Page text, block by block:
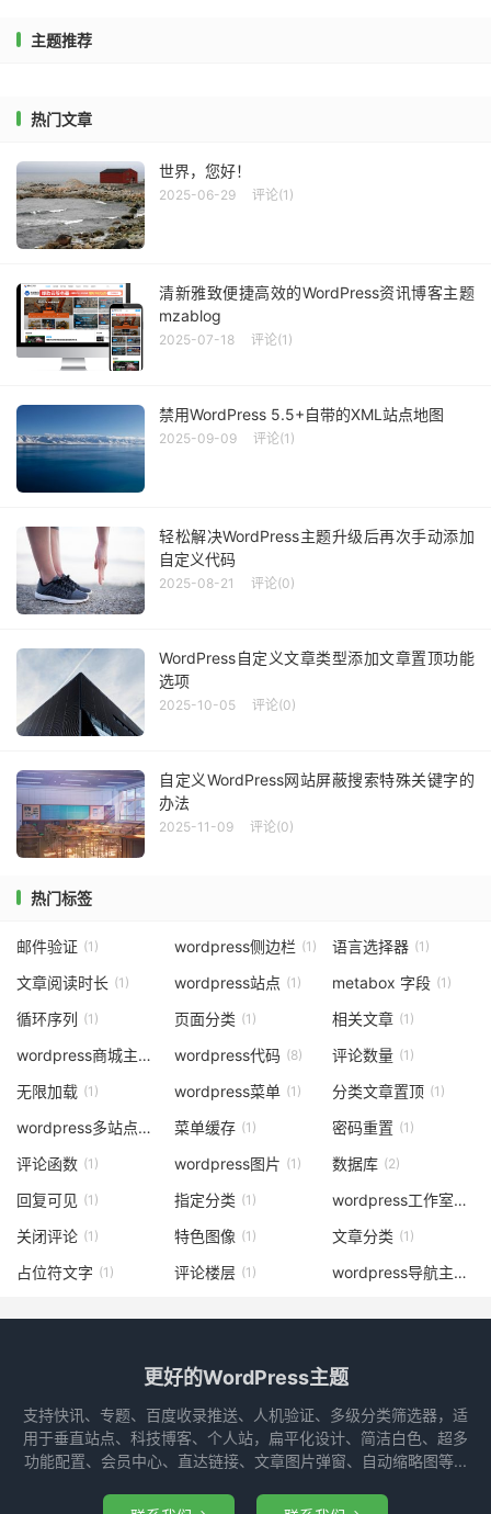
主题推荐
热门文章
世界，您好！
2025-06-29 评论(1)
清新雅致便捷高效的WordPress资讯博客主题
mzablog
2025-07-18 评论(1)
禁用WordPress 5.5+自带的XML站点地图
2025-09-09 评论(1)
轻松解决WordPress主题升级后再次手动添加
自定义代码
2025-08-21 评论(0)
WordPress自定义文章类型添加文章置顶功能
选项
2025-10-05 评论(0)
自定义WordPress网站屏蔽搜索特殊关键字的
办法
2025-11-09 评论(0)
热门标签
邮件验证 (1) wordpress侧边栏 (1) 语言选择器 (1)
文章阅读时长 (1) wordpress站点 (1) metabox 字段 (1)
循环序列 (1) 页面分类 (1) 相关文章 (1)
wordpress商城主题 wordpress代码 (8) 评论数量 (1)
无限加载 (1) wordpress菜单 (1) 分类文章置顶 (1)
wordpress多站点 菜单缓存 (1) 密码重置 (1)
评论函数 (1) wordpress图片 (1) 数据库 (2)
回复可见 (1) 指定分类 (1) wordpress工作室主题
关闭评论 (1) 特色图像 (1) 文章分类 (1)
占位符文字 (1) 评论楼层 (1) wordpress导航主题
更好的WordPress主题
支持快讯、专题、百度收录推送、人机验证、多级分类筛选器，适
用于垂直站点、科技博客、个人站，扁平化设计、简洁白色、超多
功能配置、会员中心、直达链接、文章图片弹窗、自动缩略图等...